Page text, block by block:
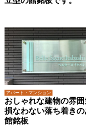
アパート・マンション
おしゃれな建物の雰
損なわない落ち着きの
館銘板